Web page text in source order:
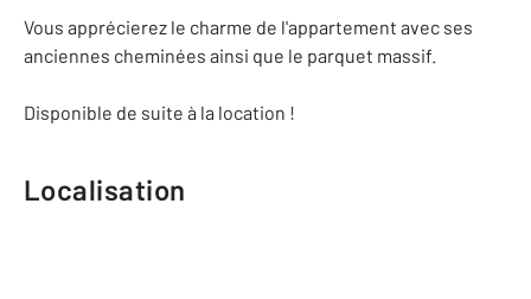
Vous apprécierez le charme de l'appartement avec ses
anciennes cheminées ainsi que le parquet massif.
Disponible de suite à la location !
Localisation